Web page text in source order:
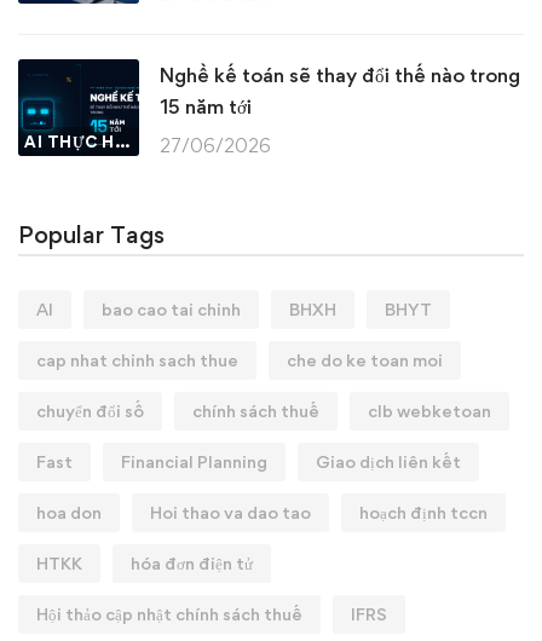
AI THỰC HÀNH
Nghề kế toán sẽ thay đổi thế nào trong
15 năm tới
27/06/2026
Popular Tags
AI bao cao tai chinh BHXH BHYT
cap nhat chinh sach thue che do ke toan moi
chuyển đổi số chính sách thuế clb webketoan
Fast Financial Planning Giao dịch liên kết
hoa don Hoi thao va dao tao hoạch định tccn
HTKK hóa đơn điện tử
Hội thảo cập nhật chính sách thuế IFRS